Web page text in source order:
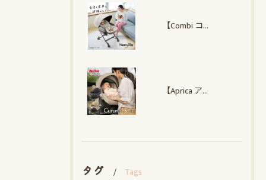
【Combi コンビ】 ネムリラ Auto plus NS
【Aprica アップリカ】クルリラ エックス プラスAC
タグ Tags